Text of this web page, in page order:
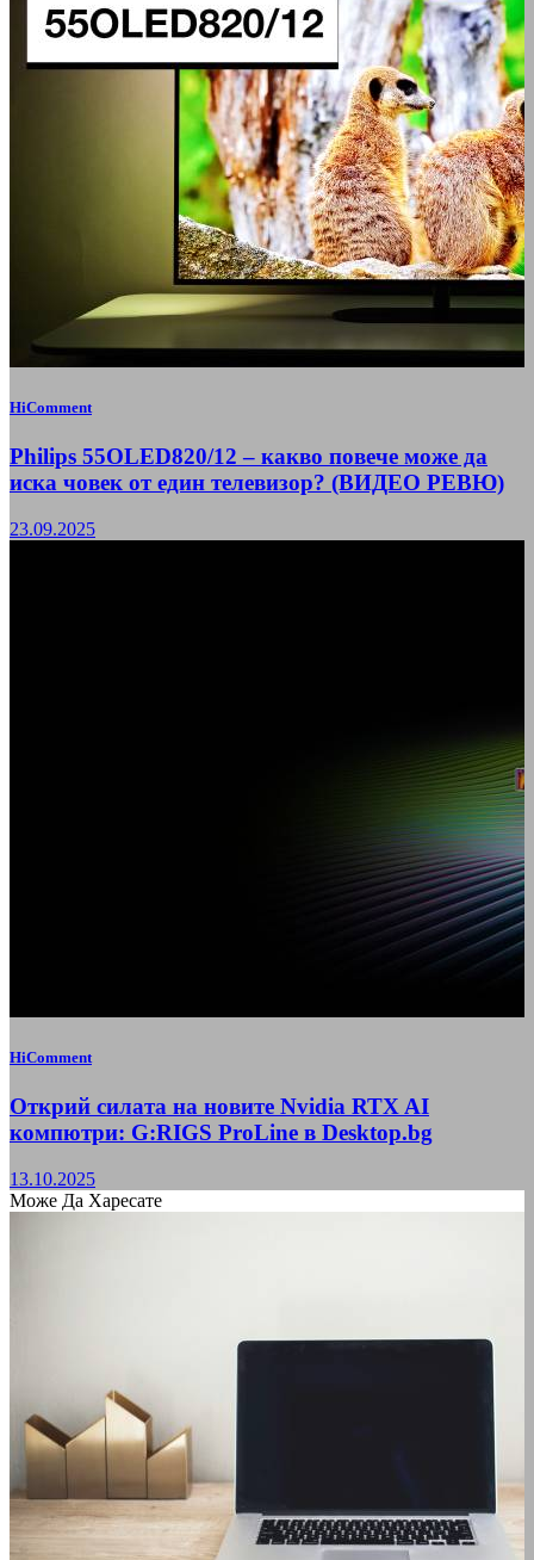
HiComment
Philips 55OLED820/12 – какво повече може да
иска човек от един телевизор? (ВИДЕО РЕВЮ)
23.09.2025
HiComment
Открий силата на новите Nvidia RTX AI
компютри: G:RIGS ProLine в Desktop.bg
13.10.2025
Може Да Харесате